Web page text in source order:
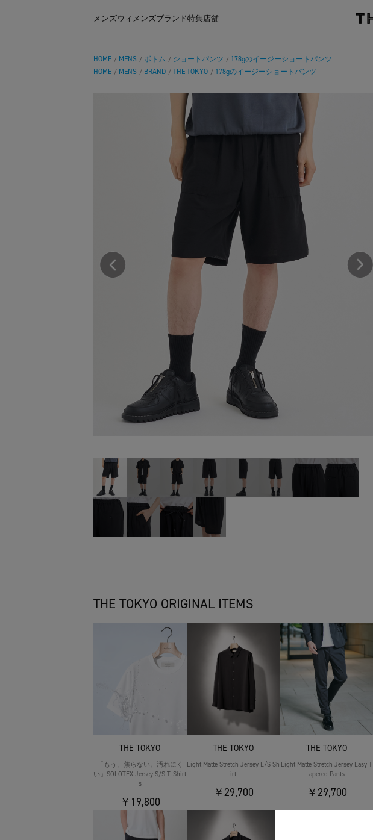
メンズウィメンズブランド特集店舗
HOME / MENS / ボトム / ショートパンツ / 178gのイージーショートパンツ
HOME / MENS / BRAND / THE TOKYO / 178gのイージーショートパンツ
THE TOKYO ORIGINAL ITEMS
THE TOKYO
「もう、焦らない。汚れにく
い」SOLOTEX Jersey S/S T-Shirt
s
￥19,800
THE TOKYO
Light Matte Stretch Jersey L/S Sh
irt
￥29,700
THE TOKYO
Light Matte Stretch Jersey Easy T
apered Pants
￥29,700